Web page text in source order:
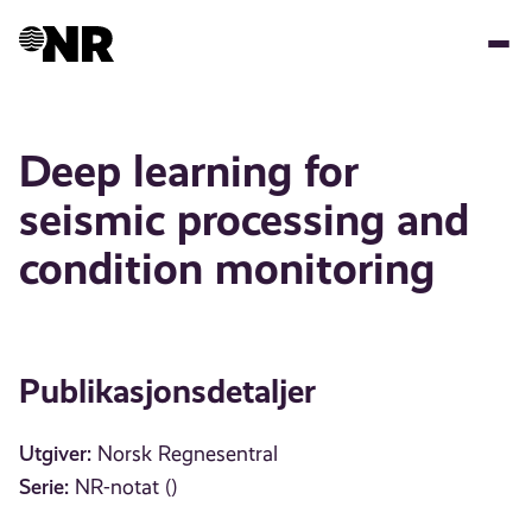
Deep learning for
seismic processing and
condition monitoring
Publikasjonsdetaljer
Utgiver: Norsk Regnesentral
Serie: NR-notat ()